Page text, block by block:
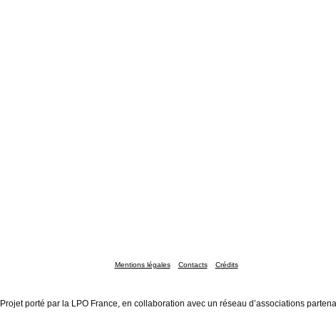
Mentions légales Contacts Crédits
Projet porté par la LPO France, en collaboration avec un réseau d’associations